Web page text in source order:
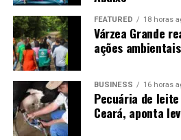
Mesmo assim, ele não desistiu da
das safras, acredita que os
surgir nos períodos de
tempo para sair e conhecer
Retrato raro no país
O caso de Mato Grosso chama
FEATURED 18 horas
Várzea Grande
ações
BUSINESS 16 horas
Pecuária de
Ceará, aponta